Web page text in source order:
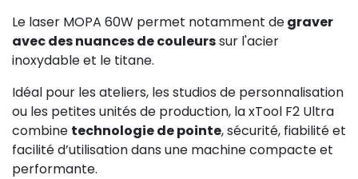
Le laser MOPA 60W permet notamment degraver
avec des nuances de couleurssur l'acier
inoxydable et le titane.
Idéal pour les ateliers, les studios de personnalisation
ou les petites unités de production, la xTool F2 Ultra
combine technologie de pointe, sécurité, fiabilité et
facilité d’utilisation dans une machine compacte et
performante.